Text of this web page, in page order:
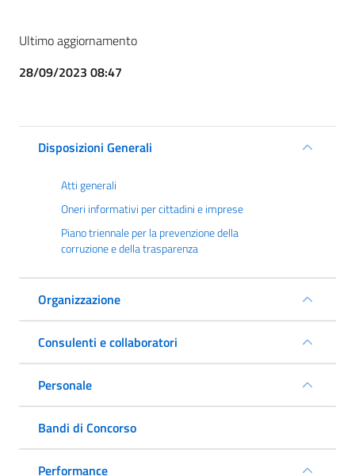
Ultimo aggiornamento
28/09/2023 08:47
Disposizioni Generali
Atti generali
Oneri informativi per cittadini e imprese
Piano triennale per la prevenzione della
corruzione e della trasparenza
Organizzazione
Consulenti e collaboratori
Personale
Bandi di Concorso
Performance